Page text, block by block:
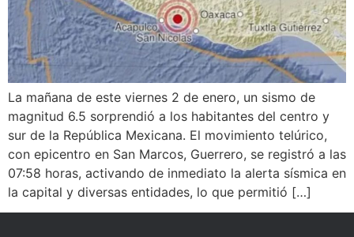
La mañana de este viernes 2 de enero, un sismo de
magnitud 6.5 sorprendió a los habitantes del centro y
sur de la República Mexicana. El movimiento telúrico,
con epicentro en San Marcos, Guerrero, se registró a las
07:58 horas, activando de inmediato la alerta sísmica en
la capital y diversas entidades, lo que permitió […]